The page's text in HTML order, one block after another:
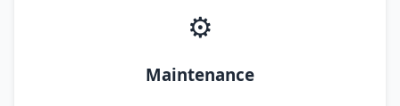
⚙️
Maintenance